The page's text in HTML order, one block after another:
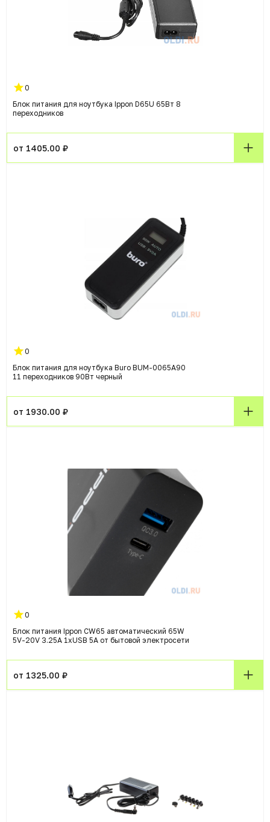
0
Блок питания для ноутбука Ippon D65U 65Вт 8
переходников
от 1405.00 ₽
0
Блок питания для ноутбука Buro BUM-0065A90
11 переходников 90Вт черный
от 1930.00 ₽
0
Блок питания Ippon CW65 автоматический 65W
5V-20V 3.25A 1xUSB 5A от бытовой электросети
от 1325.00 ₽